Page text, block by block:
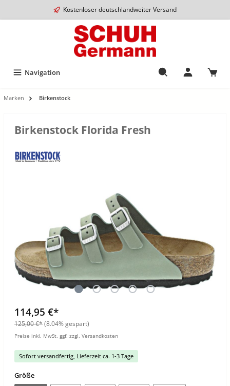
Kostenloser deutschlandweiter Versand
Navigation
Marken Birkenstock
Birkenstock Florida Fresh
114,95 €*
125,00 €*(8.04% gespart)
Preise inkl. MwSt. ggf. zzgl. Versandkosten
Sofort versandfertig, Lieferzeit ca. 1-3 Tage
Größe